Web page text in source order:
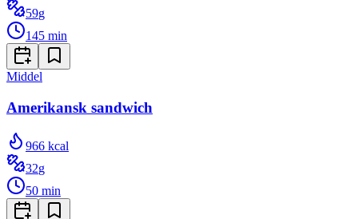
59g
145 min
Middel
Amerikansk sandwich
966 kcal
32g
50 min